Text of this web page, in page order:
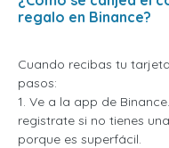
regalo en Binance?
Cuando recibas tu
pasos:
1. Ve a la app de
registrate si no tienes
porque es superfácil.